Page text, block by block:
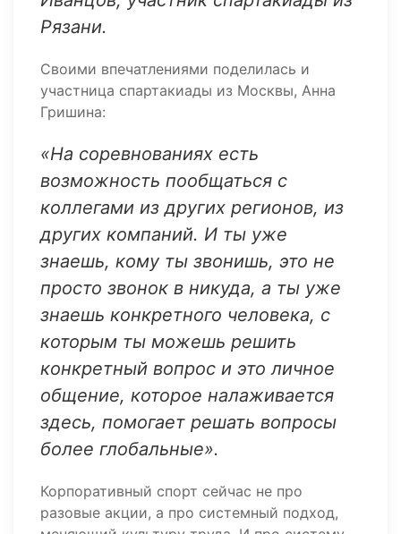
Рязани.
Своими впечатлениями поделилась и
участница спартакиады из Москвы, Анна
Гришина:
«На соревнованиях есть
возможность пообщаться с
коллегами из других регионов, из
других компаний. И ты уже
знаешь, кому ты звонишь, это не
просто звонок в никуда, а ты уже
знаешь конкретного человека, с
которым ты можешь решить
конкретный вопрос и это личное
общение, которое налаживается
здесь, помогает решать вопросы
более глобальные».
Корпоративный спорт сейчас не про
разовые акции, а про системный подход,